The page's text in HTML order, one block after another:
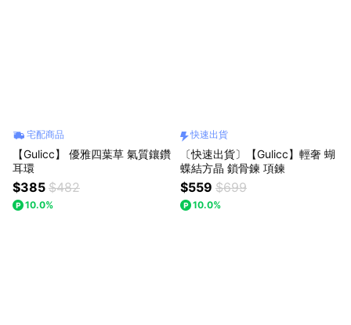
宅配商品
【Gulicc】 優雅四葉草 氣質鑲鑽
耳環
$385 $482
10.0%
快速出貨
〔快速出貨〕【Gulicc】輕奢 蝴
蝶結方晶 鎖骨鍊 項鍊
$559 $699
10.0%